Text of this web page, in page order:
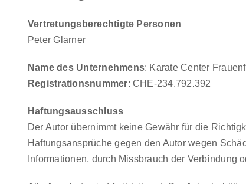
Vertretungsberechtigte Personen
Peter Glarner
Name des Unternehmens: Karate Center
Registrationsnummer: CHE-234.792.392
Haftungsausschluss
Der Autor übernimmt keine Gewähr für die
Haftungsansprüche gegen den Autor wegen
Informationen, durch Missbrauch der Verbindung